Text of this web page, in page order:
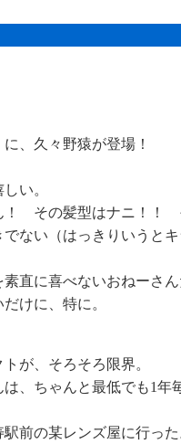
、久々野猿が登場！
い。
その髪型はナニ！！
ない（はっきりいうと
直に喜べないおねーさん
けに、特に。
が、そろそろ限界。
、ちゃんと最低でも1年
前の某レンズ屋に行った